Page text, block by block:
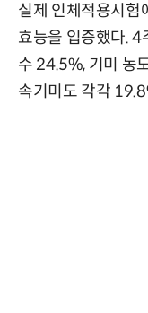
실제 인체적용시험
효능을 입증했다. 4
수 24.5%, 기미 농
속기미도 각각